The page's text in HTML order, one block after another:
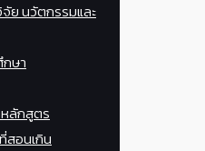
ย นวัตกรรมและ
ษา
ลักสูตร
สอนเกิน